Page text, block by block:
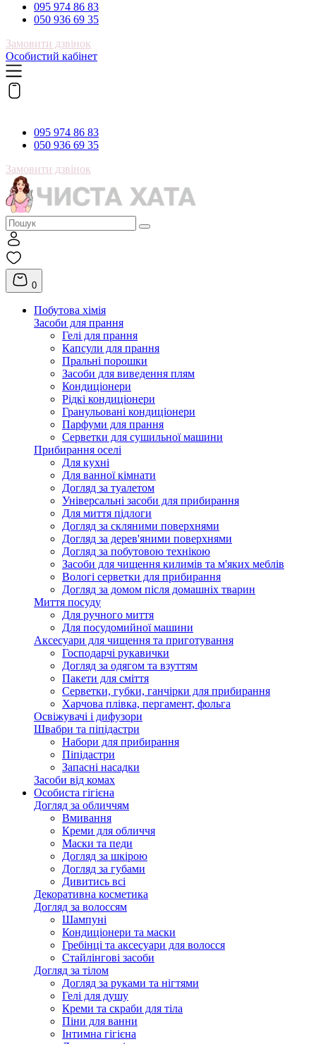
095 974 86 83
050 936 69 35
Замовити дзвінок
Особистий кабінет
095 974 86 83
050 936 69 35
Замовити дзвінок
0
Побутова хімія
Засоби для прання
Гелі для прання
Капсули для прання
Пральні порошки
Засоби для виведення плям
Кондиціонери
Рідкі кондиціонери
Гранульовані кондиціонери
Парфуми для прання
Серветки для сушильної машини
Прибирання оселі
Для кухні
Для ванної кімнати
Догляд за туалетом
Універсальні засоби для прибирання
Для миття підлоги
Догляд за скляними поверхнями
Догляд за дерев'яними поверхнями
Догляд за побутовою технікою
Засоби для чищення килимів та м'яких меблів
Вологі серветки для прибирання
Догляд за домом після домашніх тварин
Миття посуду
Для ручного миття
Для посудомийної машини
Аксесуари для чищення та приготування
Господарчі рукавички
Догляд за одягом та взуттям
Пакети для сміття
Серветки, губки, ганчірки для прибирання
Харчова плівка, пергамент, фольга
Освіжувачі і дифузори
Швабри та піпідастри
Набори для прибирання
Піпідастри
Запасні насадки
Засоби від комах
Особиста гігієна
Догляд за обличчям
Вмивання
Креми для обличчя
Маски та педи
Догляд за шкірою
Догляд за губами
Дивитись всі
Декоративна косметика
Догляд за волоссям
Шампуні
Кондиціонери та маски
Гребінці та аксесуари для волосся
Стайлінгові засоби
Догляд за тілом
Догляд за руками та нігтями
Гелі для душу
Креми та скраби для тіла
Піни для ванни
Інтимна гігієна